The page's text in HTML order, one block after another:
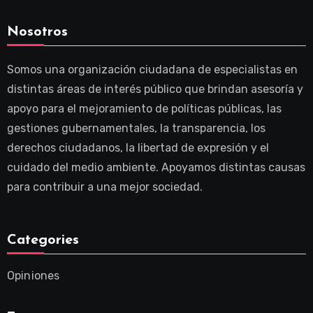
Nosotros
Somos una organización ciudadana de especialistas en
distintas áreas de interés público que brindan asesoría y
apoyo para el mejoramiento de políticas públicas, las
gestiones gubernamentales, la transparencia, los
derechos ciudadanos, la libertad de expresión y el
cuidado del medio ambiente. Apoyamos distintas causas
para contribuir a una mejor sociedad.
Categories
Opiniones